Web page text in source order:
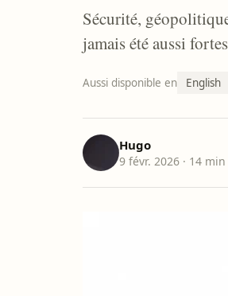
Sécurité,
jamais été aussi
Aussi disponible en English
Hugo
9 févr. 2026 · 14 min